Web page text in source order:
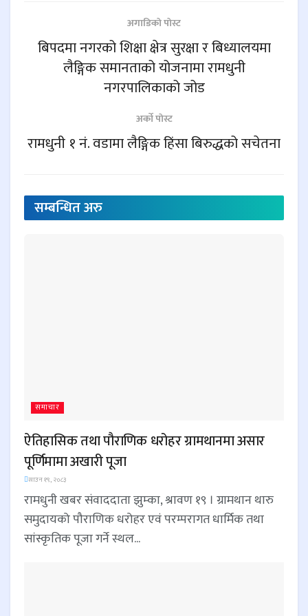
अगाडिकाे पाेस्ट
बिपदमा नगरको शिक्षा क्षेत्र सुरक्षा र बिध्यालयमा
लैङ्गिक समानताको योजनामा रामधुनी
नगरपालिकाको जोड
अर्काे पाेस्ट
रामधुनी १ नं. वडामा लैङ्गिक हिंसा बिरुद्धको सचेतना
सम्बन्धितअरु
समाचार
ऐतिहासिक तथा पौराणिक धरोहर ग्रामथानमा असार
पूर्णिमामा अखारी पूजा
साउन १९, २०८३
रामधुनी खबर संवाददाता झुम्का, श्रावण १९ । ग्रामथान थारु
समुदायको पौराणिक धरोहर एवं परम्परागत धार्मिक तथा
सांस्कृतिक पूजा गर्ने स्थल...